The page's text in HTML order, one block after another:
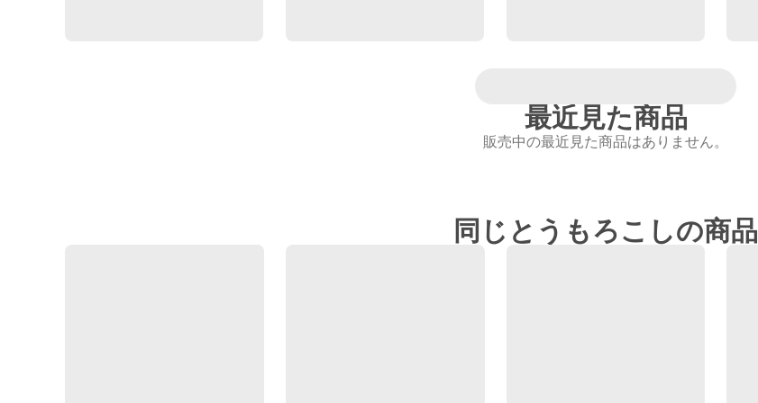
最近見た商品
販売中の最近見た商品はありません。
同じとうもろこしの商品